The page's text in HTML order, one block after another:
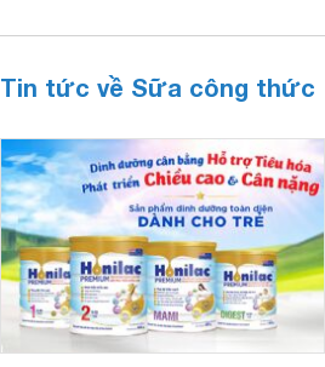
Tin tức về Sữa công thức